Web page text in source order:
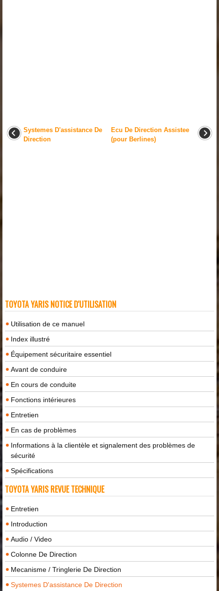
Systemes D'assistance De
Direction
Ecu De Direction Assistee
(pour Berlines)
TOYOTA YARIS NOTICE D'UTILISATION
Utilisation de ce manuel
Index illustré
Équipement sécuritaire essentiel
Avant de conduire
En cours de conduite
Fonctions intérieures
Entretien
En cas de problèmes
Informations à la clientèle et signalement des problèmes de
sécurité
Spécifications
TOYOTA YARIS REVUE TECHNIQUE
Entretien
Introduction
Audio / Video
Colonne De Direction
Mecanisme / Tringlerie De Direction
Systemes D'assistance De Direction